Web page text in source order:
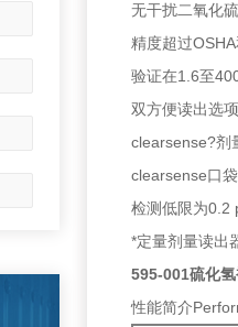
无干扰二氧化硫
精度超过
验证在1.6至
双方便读出选项
clearsense?剂
clearsense口
检测低限为0.2
*定量剂量读出
595-001硫化
性能简介